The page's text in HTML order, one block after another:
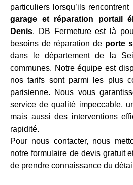
particuliers lorsqu’ils rencontrent
garage et réparation portail
Denis. DB Fermeture est là
besoins de réparation de porte
dans le département de la
communes. Notre équipe est
nos tarifs sont parmi les plus
parisienne. Nous vous
service de qualité impeccable,
mais aussi des interventions
rapidité.
Pour nous contacter, nous
notre formulaire de devis gratuit
de prendre connaissance du